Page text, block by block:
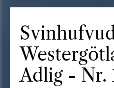
Adlig - Nr.